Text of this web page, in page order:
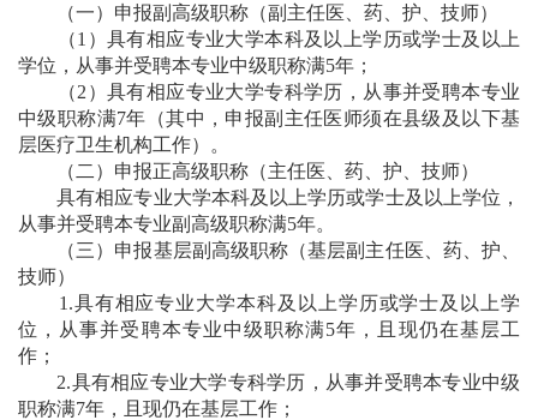
（一）申报副高级职称（副主任医、药、护、技师）
（1）具有相应专业大学本科及以上学历或学士及以上
学位，从事并受聘本专业中级职称满5年；
（2）具有相应专业大学专科学历，从事并受聘本专业
中级职称满7年（其中，申报副主任医师须在县级及以下基
层医疗卫生机构工作）。
（二）申报正高级职称（主任医、药、护、技师）
具有相应专业大学本科及以上学历或学士及以上学位，
从事并受聘本专业副高级职称满5年。
（三）申报基层副高级职称（基层副主任医、药、护、
技师）
1.具有相应专业大学本科及以上学历或学士及以上学
位，从事并受聘本专业中级职称满5年，且现仍在基层工
作；
2.具有相应专业大学专科学历，从事并受聘本专业中级
职称满7年，且现仍在基层工作；